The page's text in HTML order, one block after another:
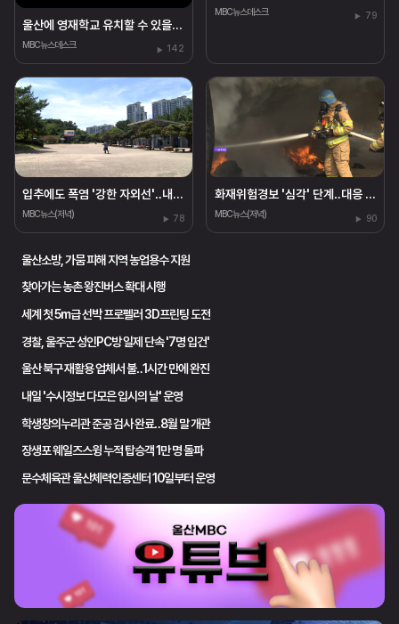
울산에 영재학교 유치할 수 있을까?
MBC뉴스데스크 142
MBC뉴스데스크 79
입추에도 폭염 '강한 자외선'‥내일 25~33도
MBC뉴스(저녁) 78
화재위험경보 '심각' 단계‥대응 태세 강화
MBC뉴스(저녁) 90
울산소방, 가뭄 피해 지역 농업용수 지원
찾아가는 농촌 왕진버스 확대 시행
세계 첫 5m급 선박 프로펠러 3D프린팅 도전
경찰, 울주군 성인PC방 일제 단속 '7명 입건'
울산 북구 재활용 업체서 불‥1시간 만에 완진
내일 '수시정보 다모은 입시의 날' 운영
학생창의누리관 준공 검사 완료‥8월 말 개관
장생포 웨일즈스윙 누적 탑승객 1만 명 돌파
문수체육관 울산체력인증센터 10일부터 운영